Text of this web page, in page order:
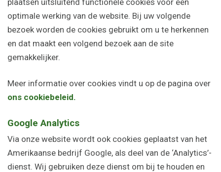
optimale werking van de website. Bij uw volgende
bezoek worden de cookies gebruikt om u te herkennen
en dat maakt een volgend bezoek aan de site
gemakkelijker.
Meer informatie over cookies vindt u op de pagina over
ons cookiebeleid.
Google Analytics
Via onze website wordt ook cookies geplaatst van het
Amerikaanse bedrijf Google, als deel van de ‘Analytics’-
dienst. Wij gebruiken deze dienst om bij te houden en